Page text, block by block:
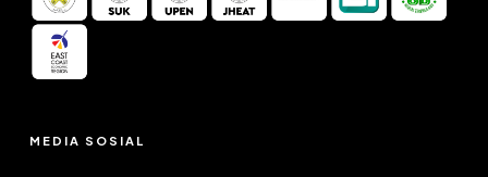
MEDIA SOSIAL